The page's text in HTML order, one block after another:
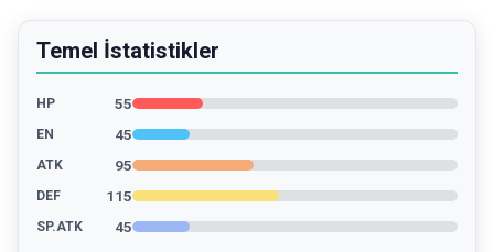
Temel İstatistikler
HP 55
EN 45
ATK 95
DEF 115
SP.ATK 45